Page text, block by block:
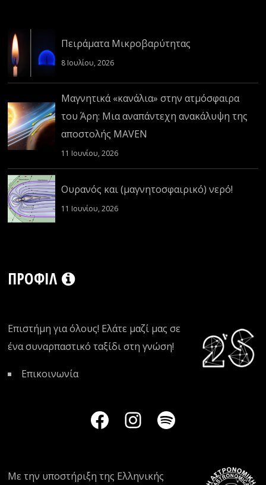
Πειράματα Μικροβαρύτητας
8 Ιουλίου, 2026
Μαγνητικά «κανάλια» στην ατμόσφαιρα
του Άρη: Μια αναπάντεχη ανακάλυψη της
αποστολής MAVEN
11 Ιουνίου, 2026
Ουρανός και (μαγνητοσφαιρικό) νερό!
11 Ιουνίου, 2026
ΠΡΟΦΊΛ
Επιστήμη για όλους! Ελάτε μαζί μας σε
ένα συναρπαστικό ταξίδι στη γνώση!
Επικοινωνία
Με την υποστήριξη της Ελληνικής